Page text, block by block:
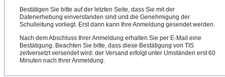
Bestätigen Sie bitte auf der letzten Seite, dass Sie mit der
Datenerhebung einverstanden sind und die Genehmigung der
Schulleitung vorliegt. Erst dann kann Ihre Anmeldung gesendet werden.
Nach dem Abschluss Ihrer Anmeldung erhalten Sie per E-Mail eine
Bestätigung. Beachten Sie bitte, dass diese Bestätigung von TIS
zeitversetzt versendet wird: der Versand erfolgt unter Umständen erst 60
Minuten nach Ihrer Anmeldung.